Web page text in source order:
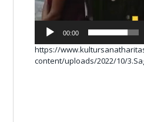
00:00
https://
content/uploads/2022/10/